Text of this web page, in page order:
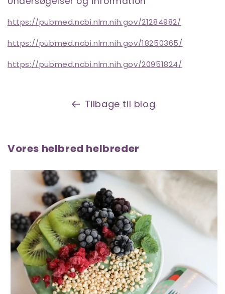
https://pubmed.ncbi.nlm.nih.gov/21284982/
https://pubmed.ncbi.nlm.nih.gov/18250365/
https://pubmed.ncbi.nlm.nih.gov/20951824/
Tilbage til blog
Vores helbred helbreder